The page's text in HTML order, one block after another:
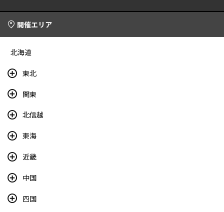
開催エリア
北海道
東北
関東
北信越
東海
近畿
中国
四国